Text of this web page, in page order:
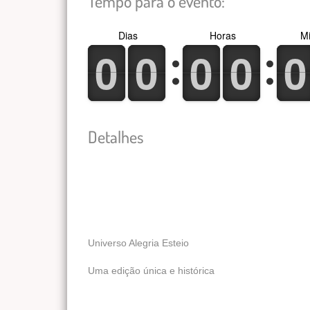
0
0
1
1 0
0
1
1
Dias
0
0
1
1 0
0
1
1
Horas
0
0
1
1
Detalhes
Universo Alegria Esteio
Uma edição única e histórica